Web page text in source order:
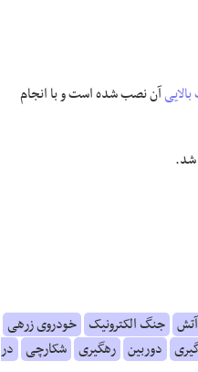
آن نصب شده است و با انجام
شد.
جنگ الکترونیک خودروی زرهی
دوربین رهگیری شکارچی در